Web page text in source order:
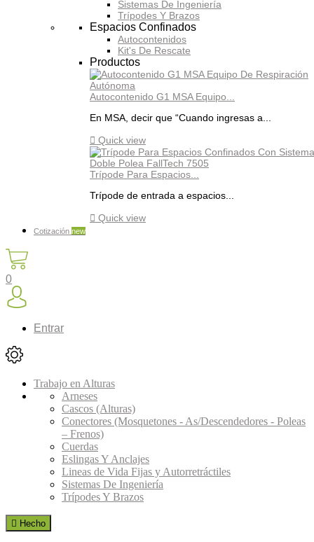
Sistemas De Ingeniería
Trípodes Y Brazos
Espacios Confinados
Autocontenidos
Kit's De Rescate
Productos
Autocontenido G1 MSA Equipo...
En MSA, decir que “Cuando ingresas a...
 Quick view
Trípode Para Espacios...
Trípode de entrada a espacios...
 Quick view
Cotización new
0
Entrar
Trabajo en Alturas
Arneses
Cascos (Alturas)
Conectores (Mosquetones - As/Descendedores - Poleas
– Frenos)
Cuerdas
Eslingas Y Anclajes
Lineas de Vida Fijas y Autorretráctiles
Sistemas De Ingeniería
Trípodes Y Brazos
 Hecho